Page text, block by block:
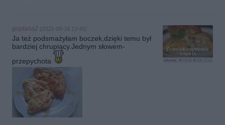
Francuska wytrawna
koperta
vikunia
goplana2 (2021-09-16 13:45)
Ja też podsmażyłam boczek,dzięki temu był
bardziej chrupiący.Jednym słowem-
przepychota